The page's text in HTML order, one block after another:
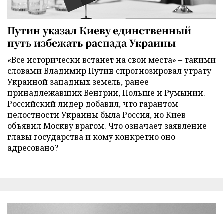
Путин указал Киеву единственный
путь избежать распада Украины
«Все исторически встанет на свои места» – такими
словами Владимир Путин спрогнозировал утрату
Украиной западных земель, ранее
принадлежавших Венгрии, Польше и Румынии.
Российский лидер добавил, что гарантом
целостности Украины была Россия, но Киев
объявил Москву врагом. Что означает заявление
главы государства и кому конкретно оно
адресовано?